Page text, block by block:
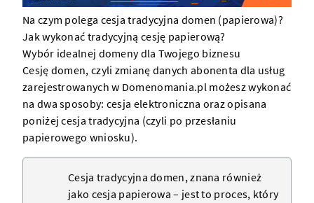
Na czym polega cesja tradycyjna domen (papierowa)?
Jak wykonać tradycyjną cesję papierową?
Wybór idealnej domeny dla Twojego biznesu
Cesję domen, czyli zmianę danych abonenta dla usług
zarejestrowanych w Domenomania.pl możesz wykonać
na dwa sposoby: cesja elektroniczna oraz opisana
poniżej cesja tradycyjna (czyli po przesłaniu
papierowego wniosku).
Cesja tradycyjna domen, znana również
jako cesja papierowa – jest to proces, który